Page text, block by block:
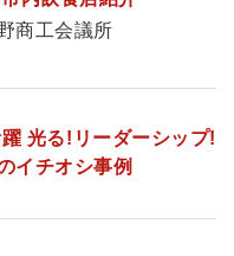
商工会議所
光る!リーダーシップ!
イチオシ事例